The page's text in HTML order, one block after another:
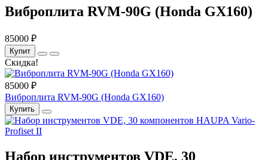
Виброплита RVM-90G (Honda GX160)
85000 ₽
Купит
Скидка!
85000 ₽
Виброплита RVM-90G (Honda GX160)
Купить
Набор инструментов VDE, 30